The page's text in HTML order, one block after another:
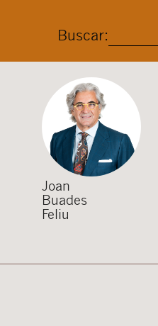
Buscar:
Joan
Buades
Feliu